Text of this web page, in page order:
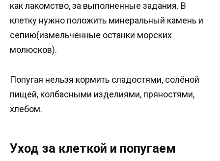
как лакомство, за выполненные задания. В
клетку нужно положить минеральный камень и
сепию(измельчённые останки морских
молюсков).
Попугая нельзя кормить сладостями, солёной
пищей, колбасными изделиями, пряностями,
хлебом.
Уход за клеткой и попугаем